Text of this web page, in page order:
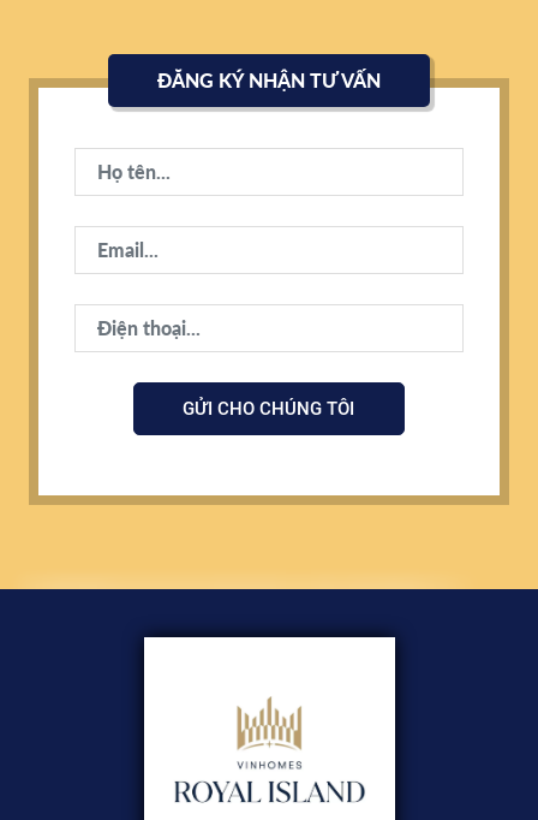
ĐĂNG KÝ NHẬN TƯ VẤN
GỬI CHO CHÚNG TÔI